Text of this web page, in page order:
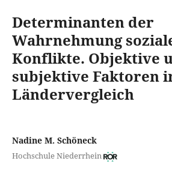
Determinanten der
Wahrnehmung
Konflikte. Objektive
subjektive Faktoren
Ländervergleich
Nadine M. Schöneck
Hochschule Niederrhein